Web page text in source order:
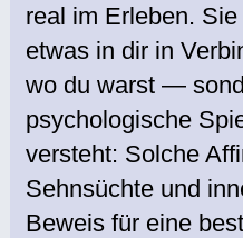
real im Erleben.
etwas in dir in
wo du warst —
psychologische
versteht: Solche
Sehnsüchte und
Beweis für eine